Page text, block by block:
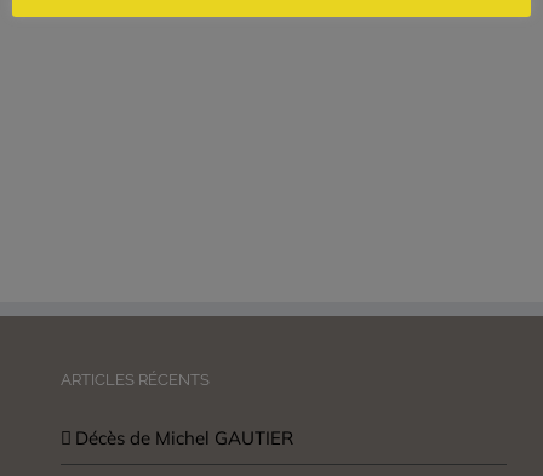
ARTICLES RÉCENTS
Décès de Michel GAUTIER